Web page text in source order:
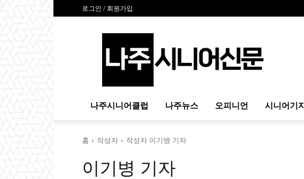
로그인 / 회원가입
시
신
문
나주시니어클럽 나주뉴스 오피니언 시니어기
홈 작성자 작성자 이기병 기자
이기병 기자